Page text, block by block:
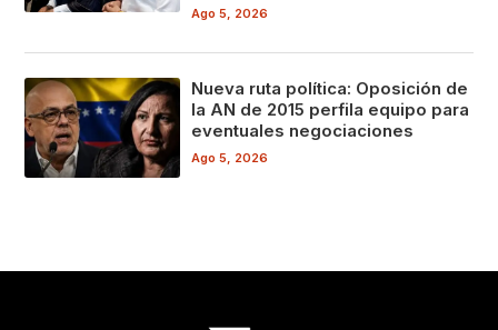
Ago 5, 2026
Nueva ruta política: Oposición de
la AN de 2015 perfila equipo para
eventuales negociaciones
Ago 5, 2026